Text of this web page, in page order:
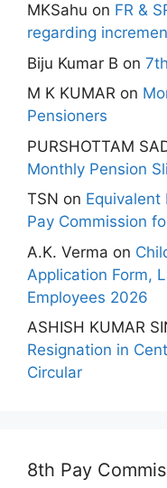
MKSahu on FR &
regarding
Biju Kumar B on
M K KUMAR on
Pensioners
PURSHOTTAM
Monthly Pension
TSN on
Pay Commission
A.K. Verma on
Application Form,
Employees 2026
ASHISH KUMAR
Resignation in
Circular
8th Pay